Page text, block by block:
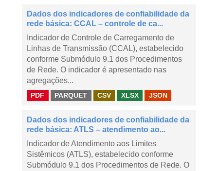
Dados dos indicadores de confiabilidade da
rede básica: CCAL – controle de ca...
Indicador de Controle de Carregamento de
Linhas de Transmissão (CCAL), estabelecido
conforme Submódulo 9.1 dos Procedimentos
de Rede. O indicador é apresentado nas
agregações...
PDF PARQUET CSV XLSX JSON
Dados dos indicadores de confiabilidade da
rede básica: ATLS – atendimento ao...
Indicador de Atendimento aos Limites
Sistêmicos (ATLS), estabelecido conforme
Submódulo 9.1 dos Procedimentos de Rede. O